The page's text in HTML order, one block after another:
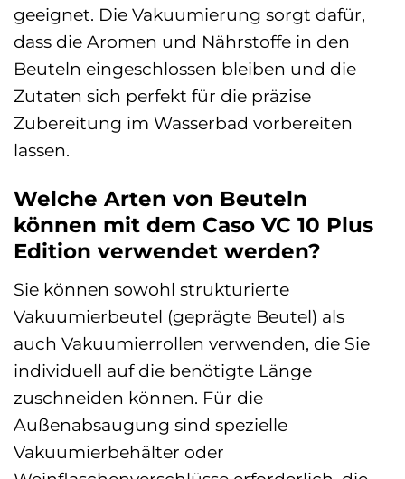
geeignet. Die Vakuumierung sorgt dafür,
dass die Aromen und Nährstoffe in den
Beuteln eingeschlossen bleiben und die
Zutaten sich perfekt für die präzise
Zubereitung im Wasserbad vorbereiten
lassen.
Welche Arten von Beuteln
können mit dem Caso VC 10 Plus
Edition verwendet werden?
Sie können sowohl strukturierte
Vakuumierbeutel (geprägte Beutel) als
auch Vakuumierrollen verwenden, die Sie
individuell auf die benötigte Länge
zuschneiden können. Für die
Außenabsaugung sind spezielle
Vakuumierbehälter oder